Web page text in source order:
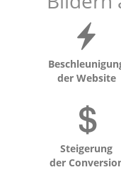
der Website
Steigerung
der